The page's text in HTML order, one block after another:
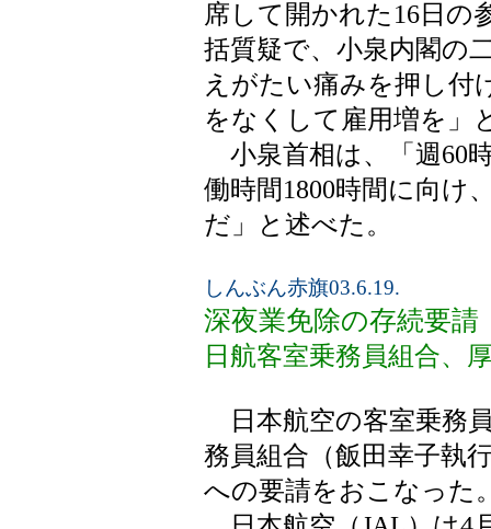
席して開かれた16日の
括質疑で、小泉内閣の
えがたい痛みを押し付
をなくして雇用増を」
小泉首相は、「週60
働時間1800時間に向け
だ」と述べた。
しんぶん赤旗03.6.19.
深夜業免除の存続要請
日航客室乗務員組合、
日本航空の客室乗務
務員組合（飯田幸子執
への要請をおこなった